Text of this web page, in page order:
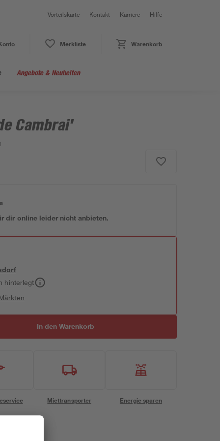
Vorteilskarte Kontakt Karriere Hilfe
Merkliste Warenkorb
Angebote & Neuheiten
Cambrai'
dir online leider nicht anbieten.
hinterlegt
In den Warenkorb
Miettransporter Energie sparen